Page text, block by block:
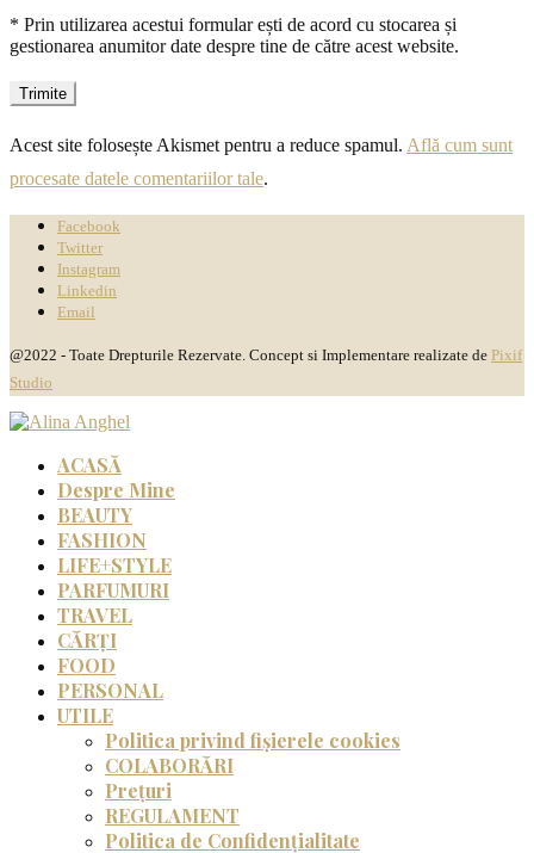
* Prin utilizarea acestui formular ești de acord cu stocarea și
gestionarea anumitor date despre tine de către acest website.
Acest site folosește Akismet pentru a reduce spamul. Află cum sunt
procesate datele comentariilor tale.
Facebook
Twitter
Instagram
Linkedin
Email
@2022 - Toate Drepturile Rezervate. Concept si Implementare realizate de Pixif
Studio
ACASĂ
Despre Mine
BEAUTY
FASHION
LIFE+STYLE
PARFUMURI
TRAVEL
CĂRȚI
FOOD
PERSONAL
UTILE
Politica privind fișierele cookies
COLABORĂRI
Prețuri
REGULAMENT
Politica de Confidențialitate